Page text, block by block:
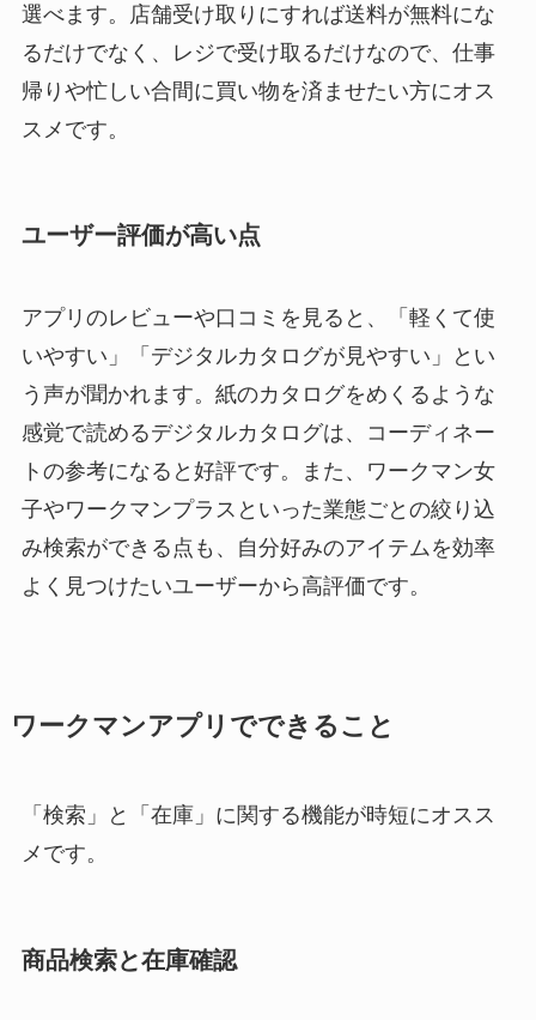
選べます。店舗受け取りにすれば送料が無料にな
るだけでなく、レジで受け取るだけなので、仕事
帰りや忙しい合間に買い物を済ませたい方にオス
スメです。
ユーザー評価が高い点
アプリのレビューや口コミを見ると、「軽くて使
いやすい」「デジタルカタログが見やすい」とい
う声が聞かれます。紙のカタログをめくるような
感覚で読めるデジタルカタログは、コーディネー
トの参考になると好評です。また、ワークマン女
子やワークマンプラスといった業態ごとの絞り込
み検索ができる点も、自分好みのアイテムを効率
よく見つけたいユーザーから高評価です。
ワークマンアプリでできること
「検索」と「在庫」に関する機能が時短にオスス
メです。
商品検索と在庫確認